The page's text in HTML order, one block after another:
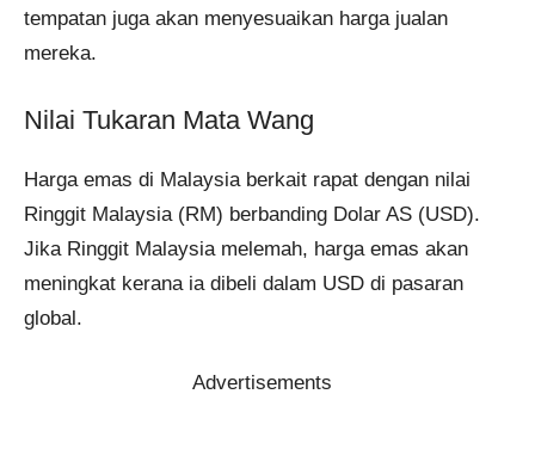
tempatan juga akan menyesuaikan harga jualan
mereka.
Nilai Tukaran Mata Wang
Harga emas di Malaysia berkait rapat dengan nilai
Ringgit Malaysia (RM) berbanding Dolar AS (USD).
Jika Ringgit Malaysia melemah, harga emas akan
meningkat kerana ia dibeli dalam USD di pasaran
global.
Advertisements